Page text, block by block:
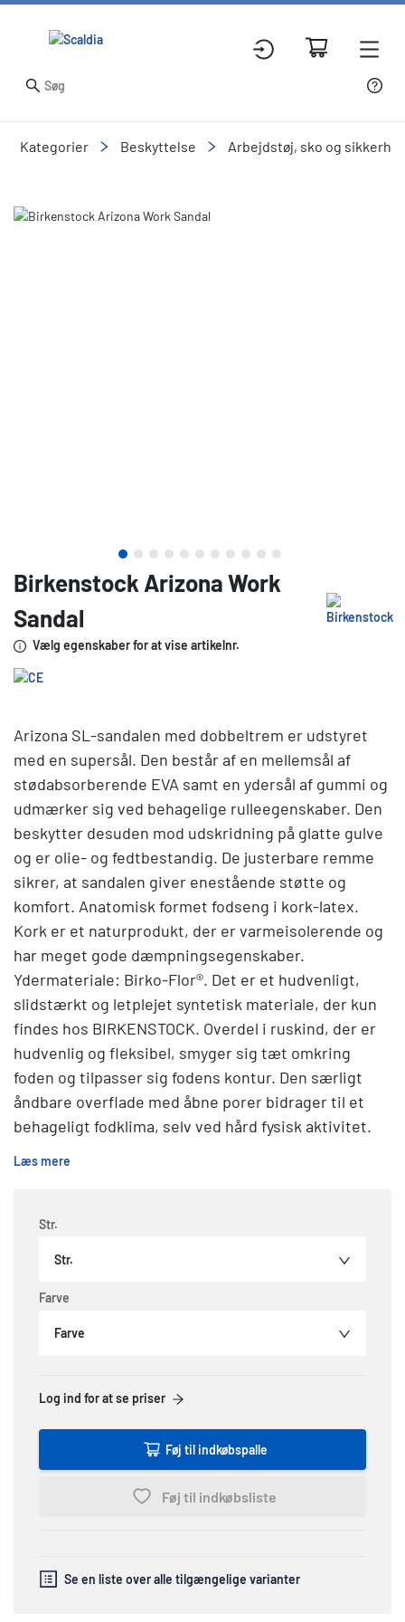
Kategorier Beskyttelse Arbejdstøj, sko og
Slide 1 of 11
Birkenstock Arizona Work
Sandal
Vælg egenskaber for at vise artikelnr.
Arizona SL-sandalen med dobbeltrem er udstyret
med en supersål. Den består af en mellemsål af
stødabsorberende EVA samt en ydersål af gummi og
udmærker sig ved behagelige rulleegenskaber. Den
beskytter desuden mod udskridning på glatte gulve
og er olie- og fedtbestandig. De justerbare remme
sikrer, at sandalen giver enestående støtte og
komfort. Anatomisk formet fodseng i kork-latex.
Kork er et naturprodukt, der er varmeisolerende og
har meget gode dæmpningsegenskaber.
Ydermateriale: Birko-Flor®. Det er et hudvenligt,
slidstærkt og letplejet syntetisk materiale, der kun
findes hos BIRKENSTOCK. Overdel i ruskind, der er
hudvenlig og fleksibel, smyger sig tæt omkring
foden og tilpasser sig fodens kontur. Den særligt
åndbare overflade med åbne porer bidrager til et
behageligt fodklima, selv ved hård fysisk aktivitet.
Læs mere
Str.
Str.
Farve
Farve
Log ind for at se priser
Føj til indkøbspalle
Føj til indkøbsliste
Se en liste over alle tilgængelige varianter